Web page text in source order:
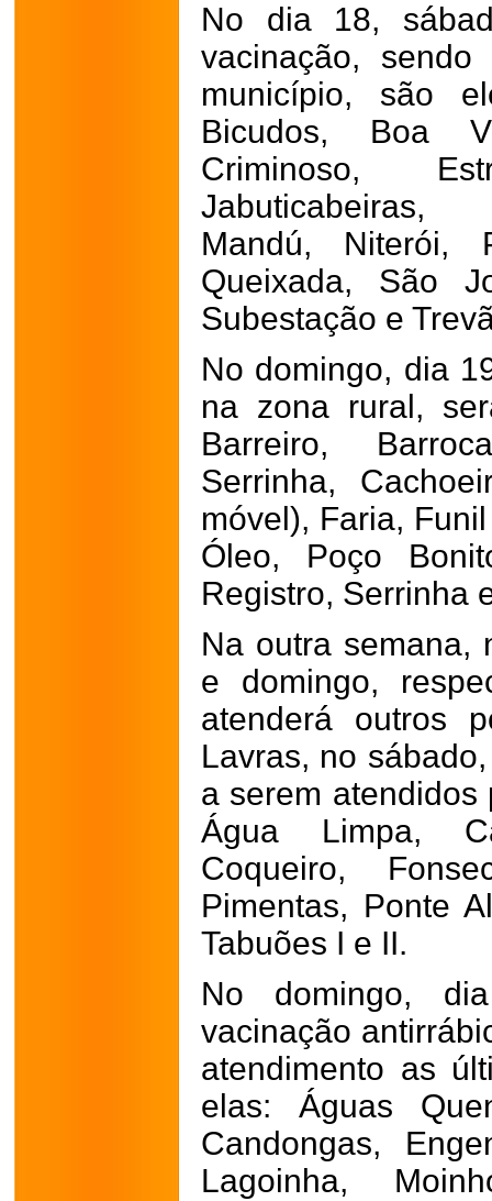
No dia 18,
vacinação,
município, são
Bicudos, Boa
Criminoso,
Jabuticabeiras,
Mandú, Niterói,
Queixada, São
Subestação e
No domingo, dia
na zona rural,
Barreiro,
Serrinha,
móvel), Faria,
Óleo, Poço
Registro, Serrinha
Na outra semana,
e domingo,
atenderá outros
Lavras, no
a serem atendidos
Água Limpa,
Coqueiro,
Pimentas, Ponte
Tabuões I e II.
No domingo,
vacinação
atendimento as
elas: Águas
Candongas,
Lagoinha,